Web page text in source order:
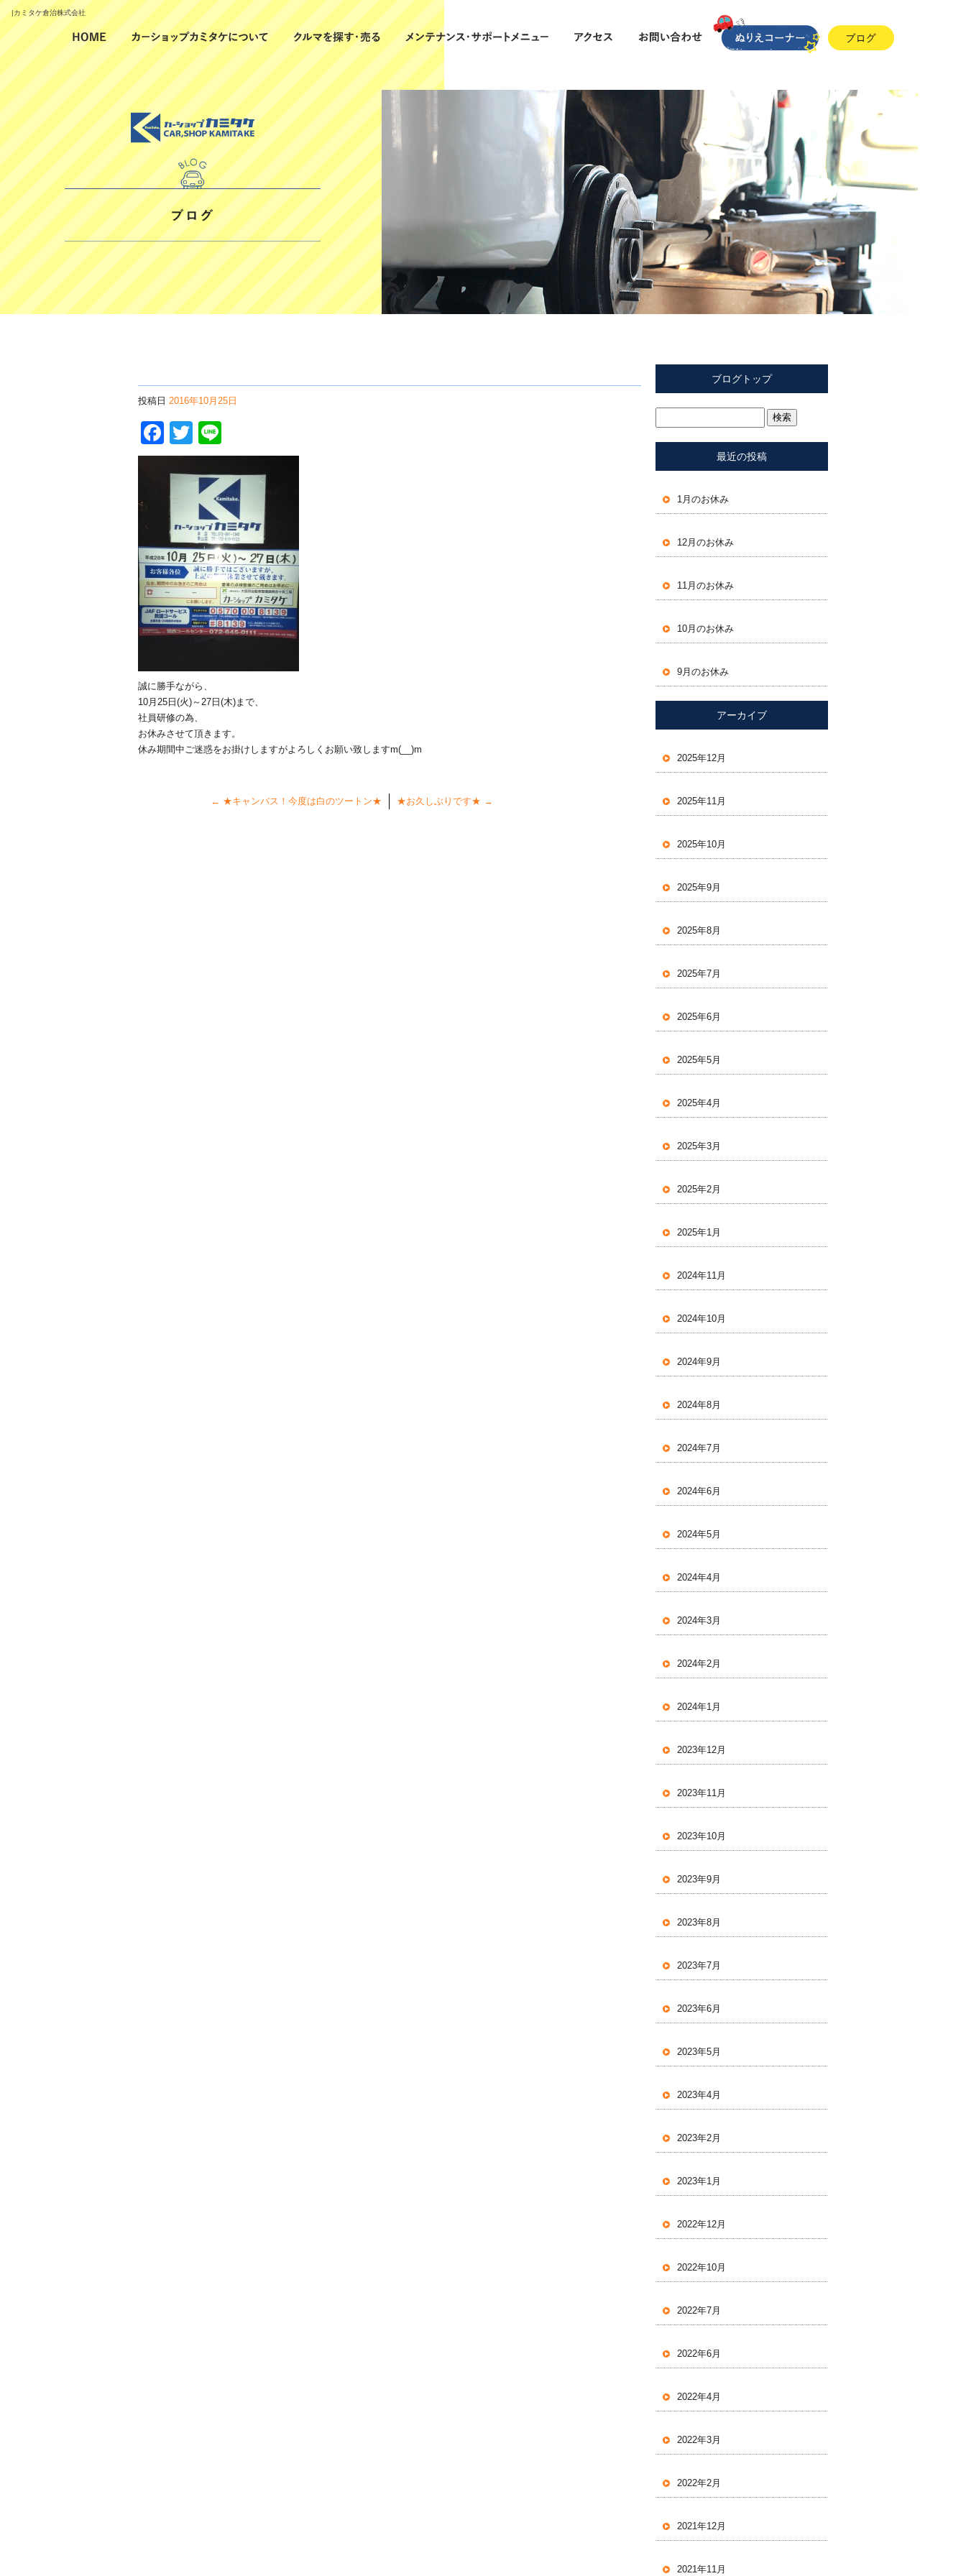
|カミタケ倉治株式会社
投稿日 2016年10月25日
Facebook
Twitter
誠に勝手ながら、
10月25日(火)～27日(木)まで、
社員研修の為、
お休みさせて頂きます。
休み期間中ご迷惑をお掛けしますがよろしくお願い致しますm(__)m
← ★キャンバス！今度は白のツートン★ ★お久しぶりです★ →
ブログトップ
最近の投稿
1月のお休み
12月のお休み
11月のお休み
10月のお休み
9月のお休み
アーカイブ
2025年12月
2025年11月
2025年10月
2025年9月
2025年8月
2025年7月
2025年6月
2025年5月
2025年4月
2025年3月
2025年2月
2025年1月
2024年11月
2024年10月
2024年9月
2024年8月
2024年7月
2024年6月
2024年5月
2024年4月
2024年3月
2024年2月
2024年1月
2023年12月
2023年11月
2023年10月
2023年9月
2023年8月
2023年7月
2023年6月
2023年5月
2023年4月
2023年2月
2023年1月
2022年12月
2022年10月
2022年7月
2022年6月
2022年4月
2022年3月
2022年2月
2021年12月
2021年11月